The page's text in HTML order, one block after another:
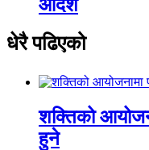
आदेश
धेरै पढिएको
शक्तिको
हुने